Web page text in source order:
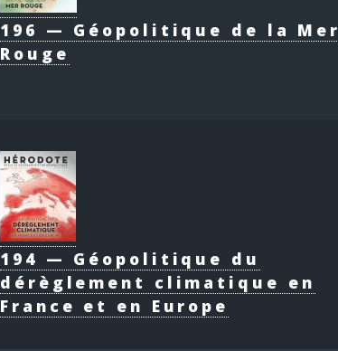
196 — Géopolitique de la Mer
Rouge
194 — Géopolitique du
dérèglement climatique en
France et en Europe